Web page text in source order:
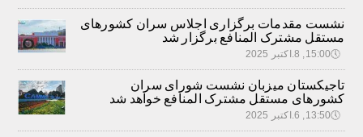
نشست مقدمات برگزاری اجلاس سران کشورهای
مستقل مشترک المنافع برگزار شد
🕔15:00, 8.اکتبر 2025
تاجیکستان میزبان نشست شورای سران
کشورهای مستقل مشترک المنافع خواهد شد
🕔13:50, 6.اکتبر 2025